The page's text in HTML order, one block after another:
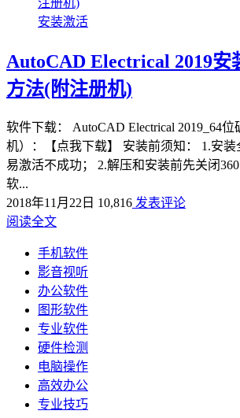
安装激活
AutoCAD Electrical 2019安
方法(附注册机)
软件下载： AutoCAD Electrical 2019_64
机）：【点我下载】 安装前须知： 1.安装
易激活不成功； 2.解压和安装前先关闭
软...
2018年11月22日 10,816 发表评论
阅读全文
手机软件
影音视听
办公软件
图形软件
专业软件
硬件检测
电脑操作
高效办公
专业技巧